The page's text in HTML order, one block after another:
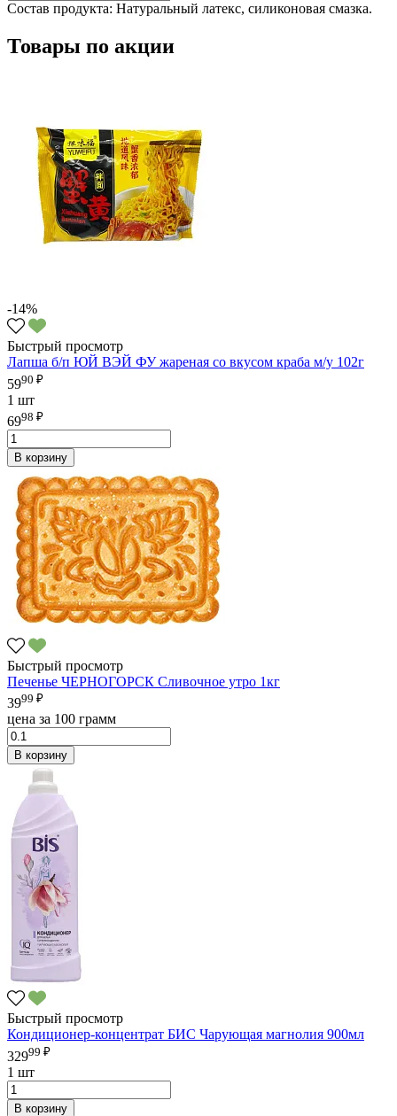
Состав продукта: Натуральный латекс, силиконовая смазка.
Товары по акции
-14%
Быстрый просмотр
Лапша б/п ЮЙ ВЭЙ ФУ жареная со вкусом краба м/у 102г
5990 ₽
1 шт
6998 ₽
В корзину
Быстрый просмотр
Печенье ЧЕРНОГОРСК Сливочное утро 1кг
3999 ₽
цена за 100 грамм
В корзину
Быстрый просмотр
Кондиционер-концентрат БИС Чарующая магнолия 900мл
32999 ₽
1 шт
В корзину